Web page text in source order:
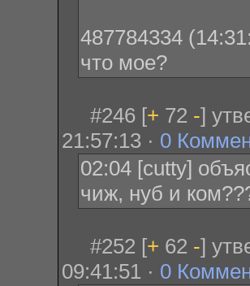
487784334
что мое?
#246 [+ 72 -]
21:57:13 · 0
02:04 [cutty]
чиж, нуб и
#252 [+ 62 -]
09:41:51 · 0